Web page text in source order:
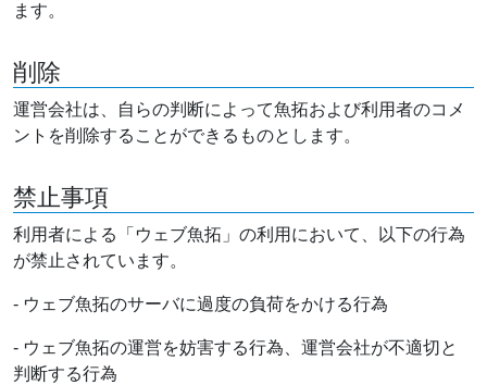
ます。
削除
運営会社は、自らの判断によって魚拓および利用者のコメ
ントを削除することができるものとします。
禁止事項
利用者による「ウェブ魚拓」の利用において、以下の行為
が禁止されています。
- ウェブ魚拓のサーバに過度の負荷をかける行為
- ウェブ魚拓の運営を妨害する行為、運営会社が不適切と
判断する行為